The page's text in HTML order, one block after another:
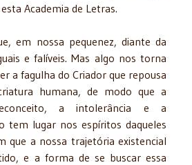
Academia de Letras.
em nossa pequenez, diante da
e falíveis. Mas algo nos torna
a fagulha do Criador que repousa
humana, de modo que a
a intolerância e a
tem lugar nos espíritos daqueles
que a nossa trajetória existencial
e a forma de se buscar essa